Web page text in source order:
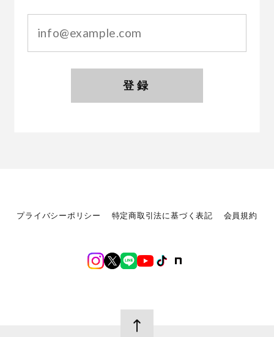
登録
プライバシーポリシー 特定商取引法に基づく表記 会員規約